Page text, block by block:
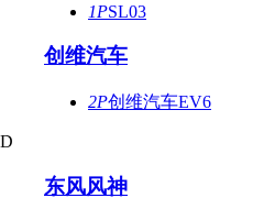
1PSL03
创维汽车
2P创维汽车EV6
D
东风风神